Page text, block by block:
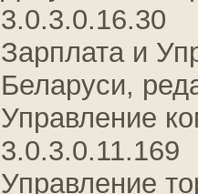
3.0.3.0.16.30
Зарплата и
Беларуси,
Управление
3.0.3.0.11.169
Управление